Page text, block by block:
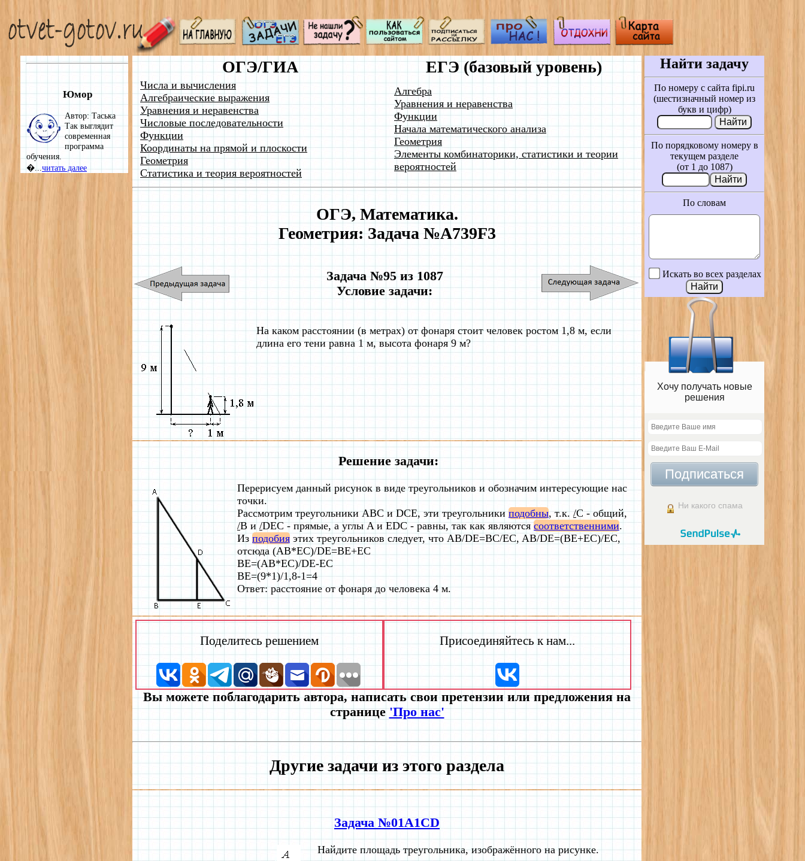
Юмор
Автор: Таська
Так выглядит
современная
программа
обучения.
�...читать далее
ОГЭ/ГИА ЕГЭ (базовый уровень)
Числа и вычисления
Алгебраические выражения
Уравнения и неравенства
Числовые последовательности
Функции
Координаты на прямой и плоскости
Геометрия
Статистика и теория вероятностей
Алгебра
Уравнения и неравенства
Функции
Начала математического анализа
Геометрия
Элементы комбинаторики, статистики и теории
вероятностей
ОГЭ, Математика.
Геометрия: Задача №A739F3
Задача №95 из 1087
Условие задачи:
На каком расстоянии (в метрах) от фонаря стоит человек ростом 1,8 м, если
длина его тени равна 1 м, высота фонаря 9 м?
Решение задачи:
Перерисуем данный рисунок в виде треугольников и обозначим интересующие нас
точки.
Рассмотрим треугольники ABC и DCE, эти треугольники подобны, т.к. /C - общий,
/B и/DEC - прямые, а углы A и EDC - равны, так как являютсясоответственними.
Из подобия этих треугольников следует, что AB/DE=BC/EC, AB/DE=(BE+EC)/EC,
отсюда (AB*EC)/DE=BE+EC
BE=(AB*EC)/DE-EC
BE=(9*1)/1,8-1=4
Ответ: расстояние от фонаря до человека 4 м.
Поделитесь решением Присоединяйтесь к нам...
Вы можете поблагодарить автора, написать свои претензии или предложения на
странице'Про нас'
Другие задачи из этого раздела
Задача №01A1CD
Найдите площадь треугольника, изображённого на рисунке.
Найти задачу
По номеру с сайта fipi.ru
(шестизначный номер из
букв и цифр)
По порядковому номеру в
текущем разделе
(от 1 до 1087)
По словам
Искать во всех разделах
Хочу получать новые
решения
Подписаться
Ни какого спама